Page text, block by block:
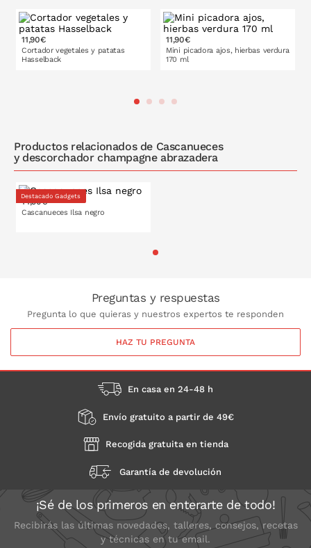
11,90€
Cortador vegetales y patatas
Hasselback
11,90€
Mini picadora ajos, hierbas verdura
170 ml
Productos relacionados de Cascanueces
y descorchador champagne abrazadera
Destacado Gadgets
14,90€
Cascanueces Ilsa negro
Preguntas y respuestas
Pregunta lo que quieras y nuestros expertos te responden
HAZ TU PREGUNTA
En casa en 24-48 h
Envío gratuito a partir de 49€
Recogida gratuita en tienda
Garantía de devolución
¡Sé de los primeros en enterarte de todo!
Recibirás las últimas novedades, talleres, consejos, recetas
y técnicas en tu email.